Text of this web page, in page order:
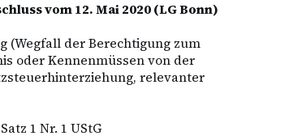
vom 12. Mai 2020 (LG Bonn)
(Wegfall der Berechtigung zum
oder Kennenmüssen von der
relevanter
1 Nr. 1 UStG